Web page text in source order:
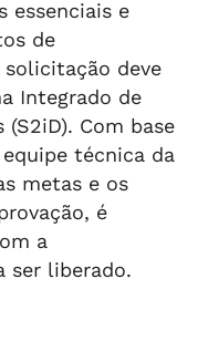
essenciais e
de
deve
Integrado de
Com base
técnica da
metas e os
é
a
ser liberado.